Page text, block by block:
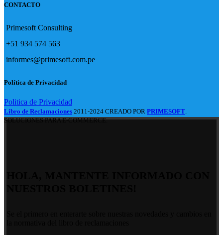
CONTACTO
Primesoft Consulting
+51 934 574 563
informes@primesoft.com.pe
Política de Privacidad
Politica de Privacidad
Libro de Reclamaciones 2011-2024 CREADO POR PRIMESOFT.
SOLUCIONES PARA E-COMMERCE.